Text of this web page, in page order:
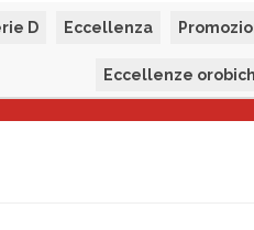
D Eccellenza
Eccellenze